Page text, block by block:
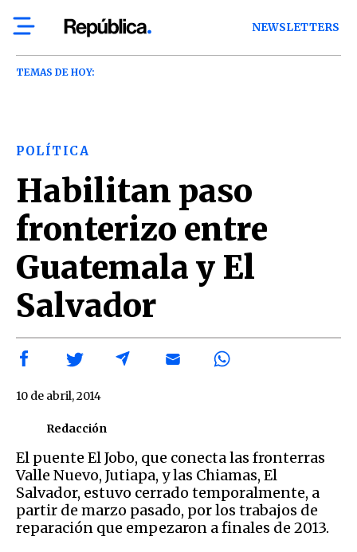
NEWSLETTERS
TEMAS DE HOY:
POLÍTICA
Habilitan paso
fronterizo entre
Guatemala y El
Salvador
Redacción
10 de abril, 2014
El puente El Jobo, que conecta las fronterras
Valle Nuevo, Jutiapa, y las Chiamas, El
Salvador, estuvo cerrado temporalmente, a
partir de marzo pasado, por los trabajos de
reparación que empezaron a finales de 2013.